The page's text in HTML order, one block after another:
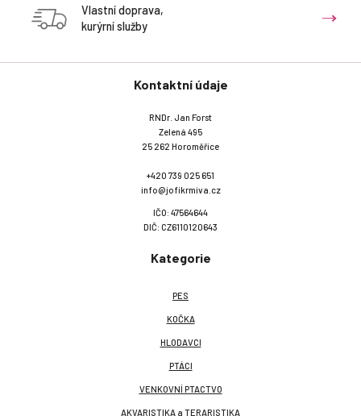
Vlastní doprava,
kurýrní služby
Kontaktní údaje
RNDr. Jan Forst
Zelená 495
25 262 Horoměřice
+420 739 025 651
info@jofikrmiva.cz
IČO: 47564644
DIČ: CZ6110120643
Kategorie
PES
KOČKA
HLODAVCI
PTÁCI
VENKOVNÍ PTACTVO
AKVARISTIKA a TERARISTIKA